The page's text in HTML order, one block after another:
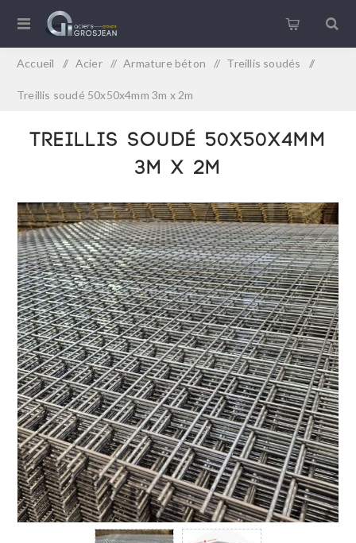
Accueil / Acier / Armature béton / Treillis soudés /
Treillis soudé 50x50x4mm 3m x 2m
Treillis soudé 50x50x4mm
3m x 2m